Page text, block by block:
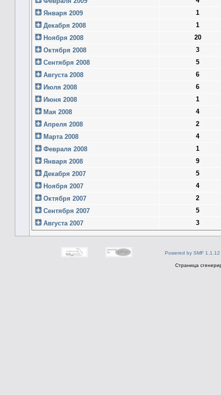
Января 2009
1
Декабря 2008
1
Ноября 2008
20
Октября 2008
3
Сентября 2008
5
Августа 2008
6
Июля 2008
6
Июня 2008
1
Мая 2008
4
Апреля 2008
2
Марта 2008
4
Февраля 2008
1
Января 2008
9
Декабря 2007
5
Ноября 2007
4
Октября 2007
2
Сентября 2007
5
Августа 2007
3
Powered by SMF 1.1.12
Страница